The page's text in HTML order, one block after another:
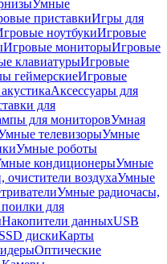
Умные
приставкиИгры для
ноутбукиИгровые
Игровые мониторыИгровые
клавиатурыИгровые
геймерскиеИгровые
Аксессуары для
для
для мониторовУмная
телевизорыУмные
Умные роботы
кондиционерыУмные
воздухаУмные
Умные радиочасы,
для
Накопители данныхUSB
дискиКарты
Оптические